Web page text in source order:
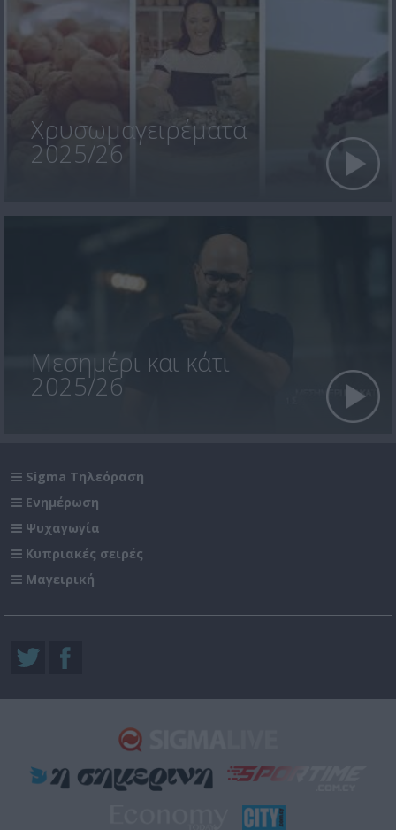
Χρυσωμαγειρέματα
2025/26
Μεσημέρι και κάτι
2025/26
Sigma Τηλεόραση
Ενημέρωση
Ψυχαγωγία
Κυπριακές σειρές
Μαγειρική